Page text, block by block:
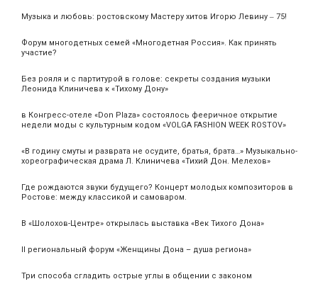
Музыка и любовь: ростовскому Мастеру хитов Игорю Левину ‒ 75!
Форум многодетных семей «Многодетная Россия». Как принять
участие?
Без рояля и с партитурой в голове: секреты создания музыки
Леонида Клиничева к «Тихому Дону»
в Конгресс-отеле «Don Plaza» состоялось фееричное открытие
недели моды с культурным кодом «VOLGA FASHION WEEK ROSTOV»
«В годину смуты и разврата не осудите, братья, брата…» Музыкально-
хореографическая драма Л. Клиничева «Тихий Дон. Мелехов»
Где рождаются звуки будущего? Концерт молодых композиторов в
Ростове: между классикой и самоваром.
В «Шолохов-Центре» открылась выставка «Век Тихого Дона»
II региональный форум «Женщины Дона – душа региона»
Три способа сгладить острые углы в общении с законом